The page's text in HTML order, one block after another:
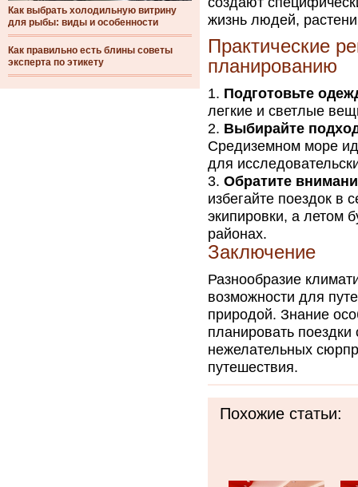
Как выбрать холодильную витрину
для рыбы: виды и особенности
Как правильно есть блины советы
эксперта по этикету
жизнь людей,
Практические
планированию
Подготовьте
легкие и светлые
Выбирайте
Средиземном море
для
Обратите
избегайте поездок в
экипировки, а летом
районах.
Заключение
Разнообразие
возможности для
природой. Знание
планировать поездки
нежелательных
путешествия.
Похожие статьи: